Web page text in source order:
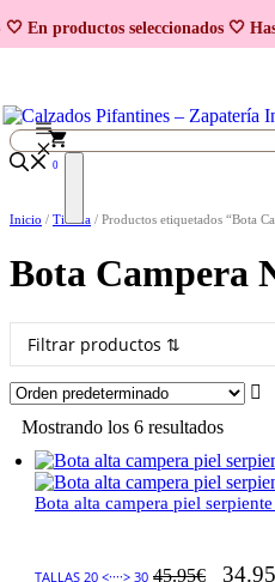
En productos seleccionados 🤍
Saltar
al
0
Inicio / Tienda / Productos etiquetados “Bota
Bota Campera
Filtrar productos ⇅
Mostrando los 6 resultados
Bota alta campera piel
TALLAS 20 <····> 30 45.95€ 34.95